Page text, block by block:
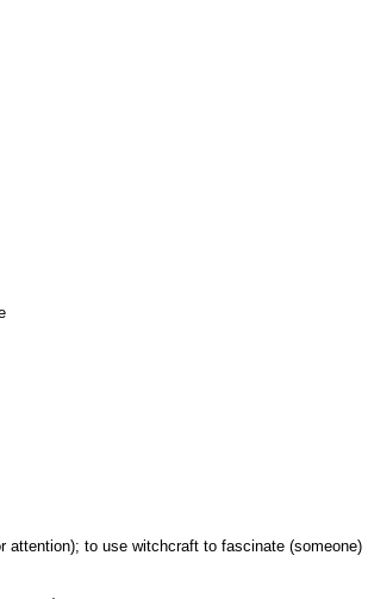
attention); to use witchcraft to fascinate (someone)